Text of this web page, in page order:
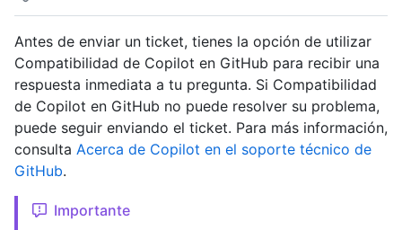
Antes de enviar un ticket, tienes la opción de utilizar
Compatibilidad de Copilot en GitHub para recibir una
respuesta inmediata a tu pregunta. Si Compatibilidad
de Copilot en GitHub no puede resolver su problema,
puede seguir enviando el ticket. Para más información,
consulta Acerca de Copilot en el soporte técnico de
GitHub.
Importante